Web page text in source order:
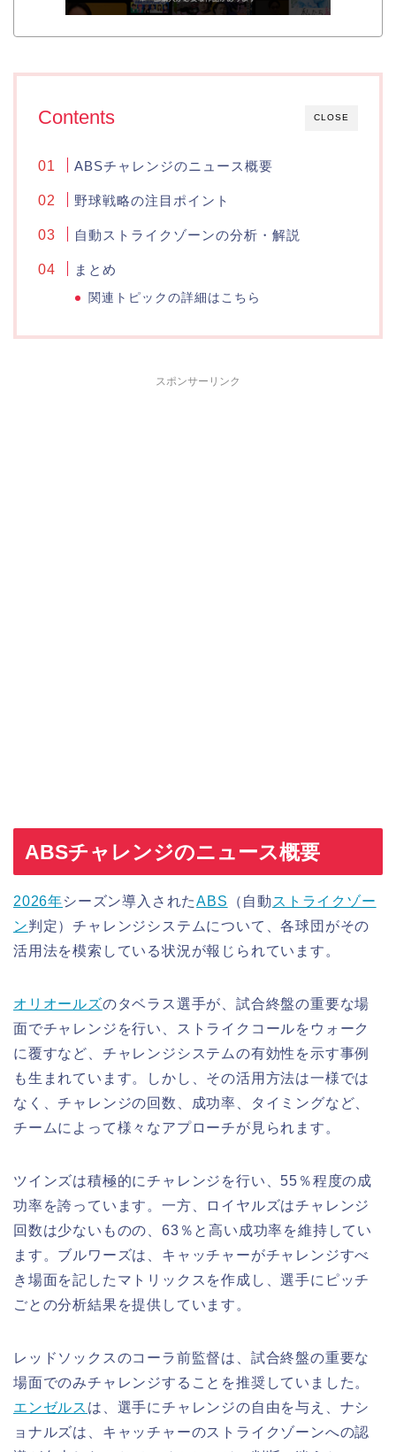
CLOSE
Contents
ABSチャレンジのニュース概要
野球戦略の注目ポイント
自動ストライクゾーンの分析・解説
まとめ
関連トピックの詳細はこちら
スポンサーリンク
ABSチャレンジのニュース概要
2026年シーズン導入されたABS （自動 ストライクゾー
ン判定）チャレンジシステムについて、各球団がその
活用法を模索している状況が報じられています。
オリオールズのタベラス選手が、試合終盤の重要な場
面でチャレンジを行い、ストライクコールをウォーク
に覆すなど、チャレンジシステムの有効性を示す事例
も生まれています。しかし、その活用方法は一様では
なく、チャレンジの回数、成功率、タイミングなど、
チームによって様々なアプローチが見られます。
ツインズは積極的にチャレンジを行い、55％程度の成
功率を誇っています。一方、ロイヤルズはチャレンジ
回数は少ないものの、63％と高い成功率を維持してい
ます。ブルワーズは、キャッチャーがチャレンジすべ
き場面を記したマトリックスを作成し、選手にピッチ
ごとの分析結果を提供しています。
レッドソックスのコーラ前監督は、試合終盤の重要な
場面でのみチャレンジすることを推奨していました。
エンゼルス は、選手にチャレンジの自由を与え、ナシ
ョナルズは、キャッチャーのストライクゾーンへの認